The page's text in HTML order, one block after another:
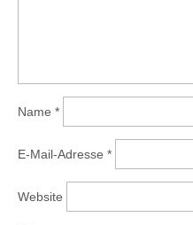
Name *
E-Mail-Adresse *
Website